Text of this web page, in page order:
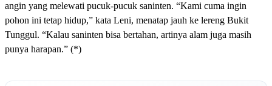
angin yang melewati pucuk-pucuk saninten. “Kami cuma ingin
pohon ini tetap hidup,” kata Leni, menatap jauh ke lereng Bukit
Tunggul. “Kalau saninten bisa bertahan, artinya alam juga masih
punya harapan.” (*)